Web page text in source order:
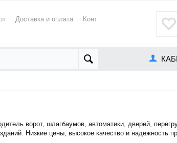
Доставка и оплата Контакты
ворот, шлагбаумов, автоматики, дверей,
Низкие цены, высокое качество и надежность